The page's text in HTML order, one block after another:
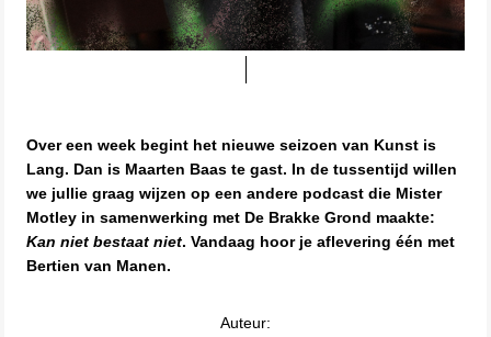
Over een week begint het nieuwe seizoen van Kunst is
Lang. Dan is Maarten Baas te gast. In de tussentijd willen
we jullie graag wijzen op een andere podcast die Mister
Motley in samenwerking met De Brakke Grond maakte:
Kan niet bestaat niet. Vandaag hoor je aflevering één met
Bertien van Manen.
Auteur: